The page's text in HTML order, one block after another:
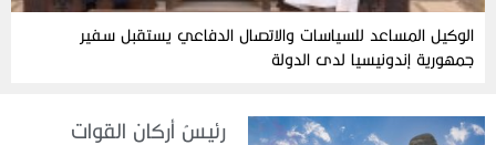
الوكيل المساعد للسياسات والاتصال الدفاعي يستقبل سفير
جمهورية إندونيسيا لدى الدولة
رئيسُ أركان القوات